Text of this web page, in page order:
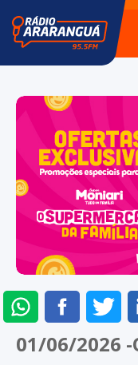
ENVIAR
NO
WHATSAPP
NO
FACEBOOK
NO
01/06/2026